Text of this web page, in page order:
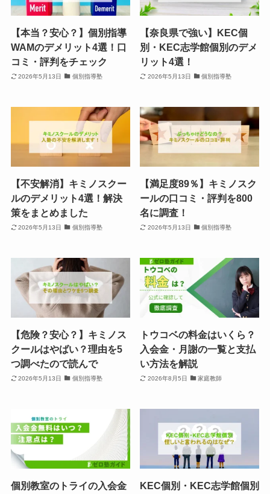
【本当？安心？】個別指導
WAMのデメリット4選！口
コミ・評判をチェック
2026年5月13日 個別指導塾
【奈良県で強い】KEC個
別・KEC志学館個別のデメ
リット4選！
2026年5月13日 個別指導塾
【不安解消】キミノスクー
ルのデメリット4選！解決
策をまとめました
2026年5月13日 個別指導塾
【満足度89％】キミノスク
ールの口コミ・評判を800
名に調査！
2026年5月13日 個別指導塾
【危険？安心？】キミノス
クールはやばい？理由を5
つ調べたので読んで
2026年5月13日 個別指導塾
トウコベの料金はいくら？
入会金・月謝の一覧と支払
い方法を解説
2026年8月5日 家庭教師
個別教室のトライの入会金 KEC個別・KEC志学館個別